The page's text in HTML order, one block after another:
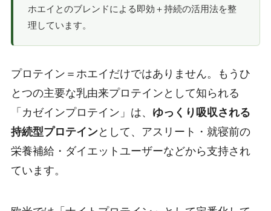
ホエイとのブレンドによる即効＋持続の活用法を整
理しています。
プロテイン＝ホエイだけではありません。もうひ
とつの主要な乳由来プロテインとして知られる
「カゼインプロテイン」は、 ゆっくり吸収される
持続型プロテインとして、アスリート・就寝前の
栄養補給・ダイエットユーザーなどから支持され
ています。